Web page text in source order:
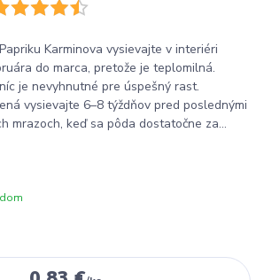
Karminova vysievajte v interiéri
do marca, pretože je teplomilná.
je nevyhnutné pre úspešný rast.
vysievajte 6–8 týždňov pred poslednými
mrazoch, keď sa pôda dostatočne za...